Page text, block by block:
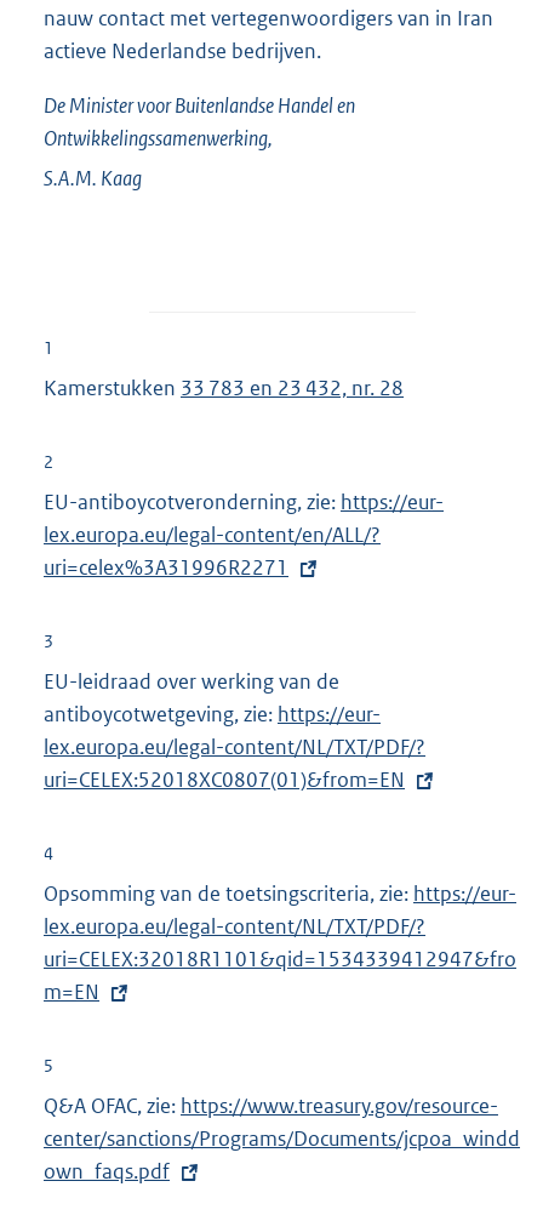
nauw contact met vertegenwoordigers van in Iran
actieve Nederlandse bedrijven.
De Minister voor Buitenlandse Handel en
Ontwikkelingssamenwerking,
S.A.M. Kaag
1
Kamerstukken 33 783 en 23 432, nr. 28
2
EU-antiboycotveronderning, zie: E
x
l
i
n
https://eur-
lex.europa.eu/legal-content/en/ALL/?
uri=celex%3A31996R2271
3
EU-leidraad over werking van de
antiboycotwetgeving, zie: E
x
t
l
i
https://eur-
lex.europa.eu/legal-content/NL/TXT/PDF/?
uri=CELEX:52018XC0807(01)&from=EN
4
Opsomming van de toetsingscriteria, zie: E
x
t
l
i
https://eur-
lex.europa.eu/legal-content/NL/TXT/PDF/?
uri=CELEX:32018R1101&qid=1534339412947&fro
m=EN
5
Q&A OFAC, zie: E
x
t
https://www.treasury.gov/resource-
center/sanctions/Programs/Documents/jcpoa_windd
own_faqs.pdf